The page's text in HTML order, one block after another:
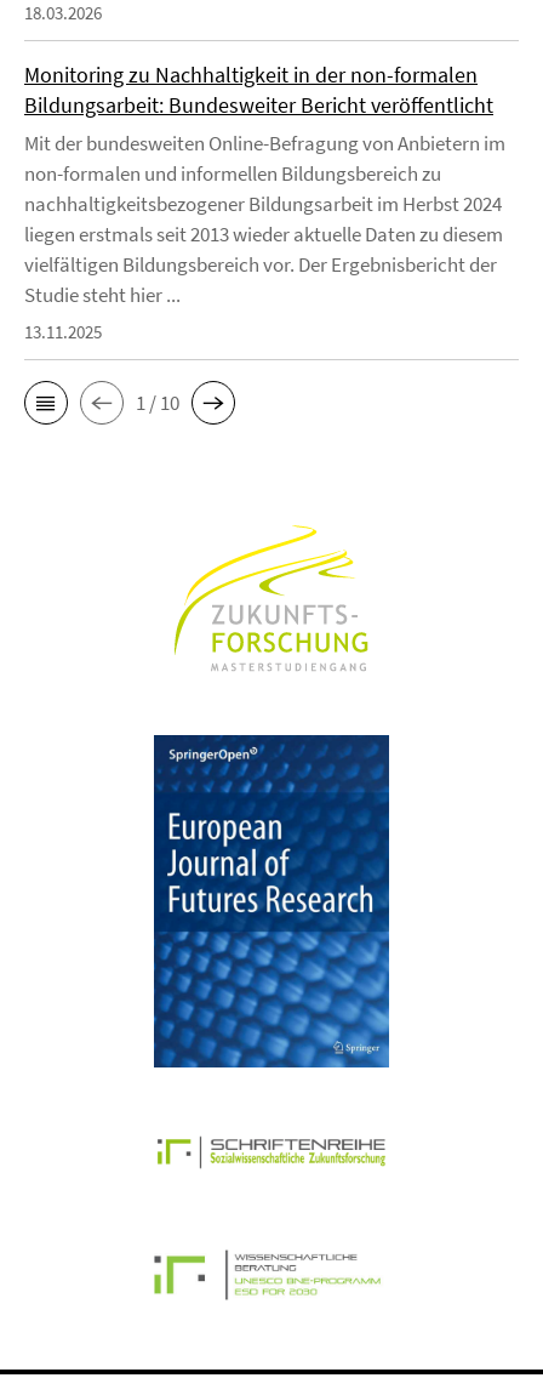
18.03.2026
Monitoring zu Nachhaltigkeit in der non-formalen
Bildungsarbeit: Bundesweiter Bericht veröffentlicht
Mit der bundesweiten Online-Befragung von Anbietern im
non-formalen und informellen Bildungsbereich zu
nachhaltigkeitsbezogener Bildungsarbeit im Herbst 2024
liegen erstmals seit 2013 wieder aktuelle Daten zu diesem
vielfältigen Bildungsbereich vor. Der Ergebnisbericht der
Studie steht hier ...
13.11.2025
1 / 10